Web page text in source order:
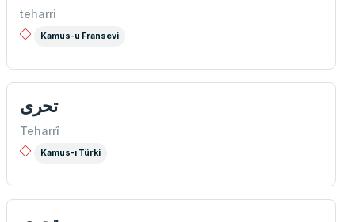
teharri
Kamus-u Fransevi
تحری
Teharrî
Kamus-ı Türki